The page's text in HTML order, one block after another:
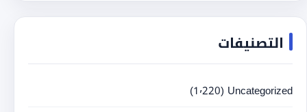
التصنيفات
Uncategorized (1٬220)